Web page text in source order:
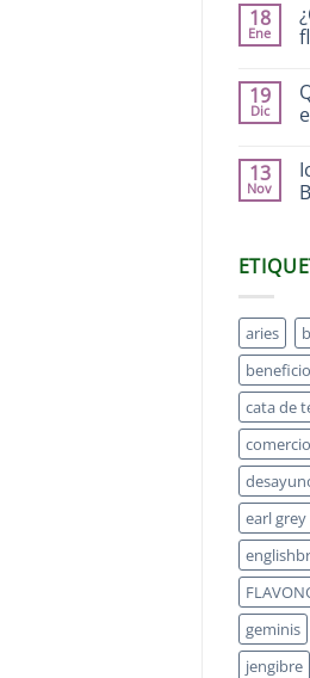
18
Ene
19
Dic
13
Nov
aries
cata de
earl grey
geminis
jengibre